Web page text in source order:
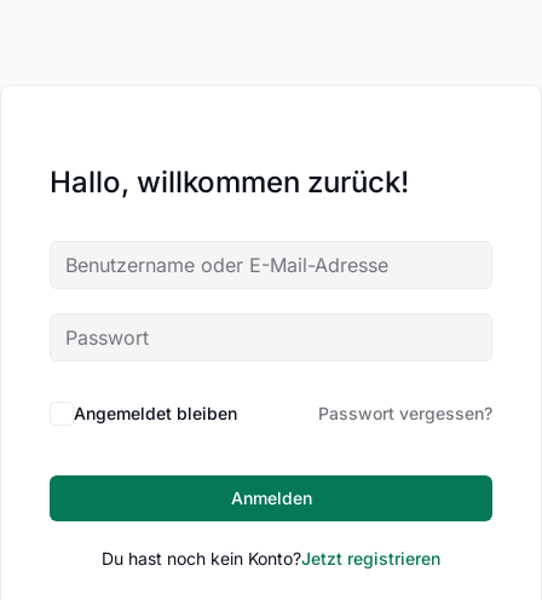
Hallo, willkommen zurück!
Angemeldet bleiben Passwort vergessen?
Anmelden
Du hast noch kein Konto?Jetzt registrieren